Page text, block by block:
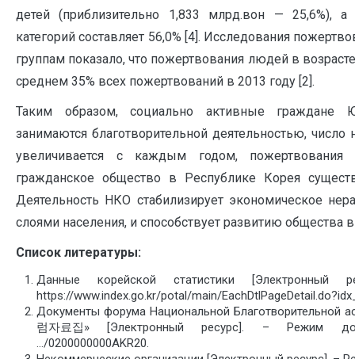
детей (приблизительно 1,833 млрд.вон — 25,6%),
категорий составляет 56,0% [4]. Исследования
группам показало, что пожертвования людей в
среднем 35% всех пожертвований в 2013 году [2].
Таким образом, социально активные
занимаются благотворительной деятельностью,
увеличивается с каждым годом, пожертвования
гражданское общество в Республике Корея
Деятельность НКО стабилизирует экономическое
слоями населения, и способствует развитию общества
Список литературы:
Данные корейской статистики [Электронный
https://www.index.go.kr/potal/main/
Документы форума Национальной Благотворительной
럼자료집» [Электронный ресурс]. – Режим
…/0200000000AKR20.